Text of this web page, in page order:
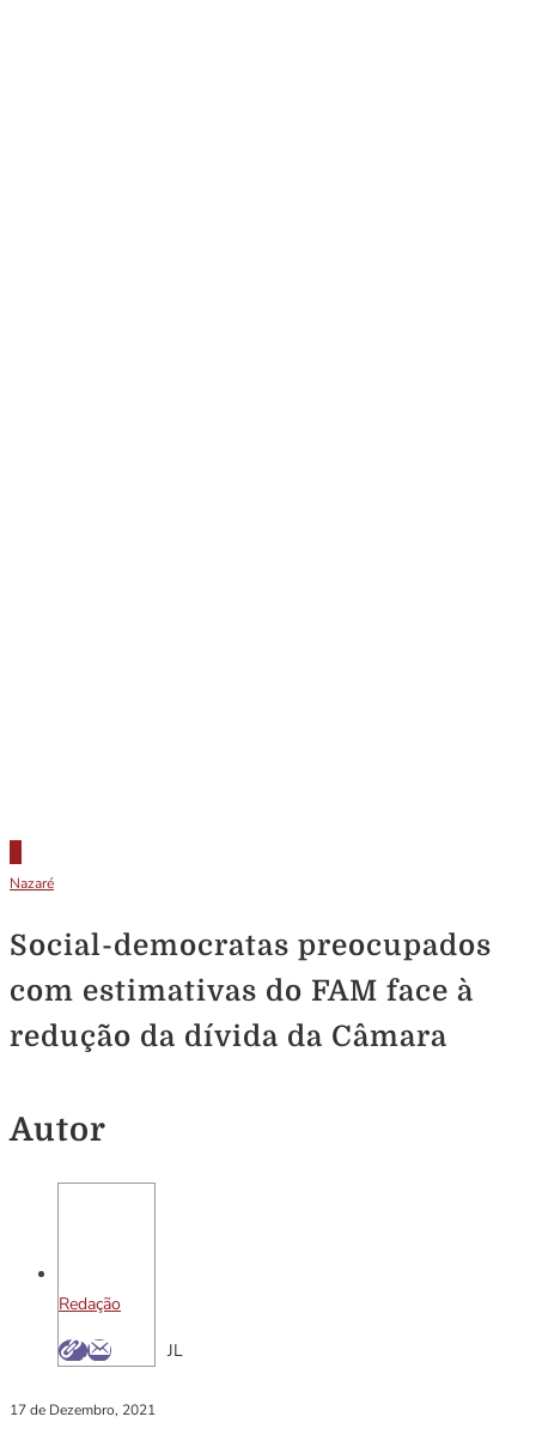
Nazaré
Social-democratas preocupados
com estimativas do FAM face à
redução da dívida da Câmara
Autor
Redação
JL
17 de Dezembro, 2021